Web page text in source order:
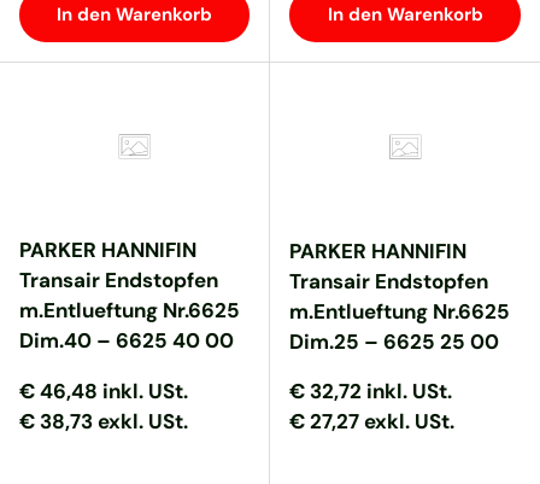
In den Warenkorb In den Warenkorb
PARKER HANNIFIN
Transair Endstopfen
m.Entlueftung Nr.6625
Dim.40 – 6625 40 00
Normaler Preis
Normaler Preis
€ 46,48 inkl. USt.
€ 38,73 exkl. USt.
PARKER HANNIFIN
Transair Endstopfen
m.Entlueftung Nr.6625
Dim.25 – 6625 25 00
Normaler Preis
Normaler Preis
€ 32,72 inkl. USt.
€ 27,27 exkl. USt.